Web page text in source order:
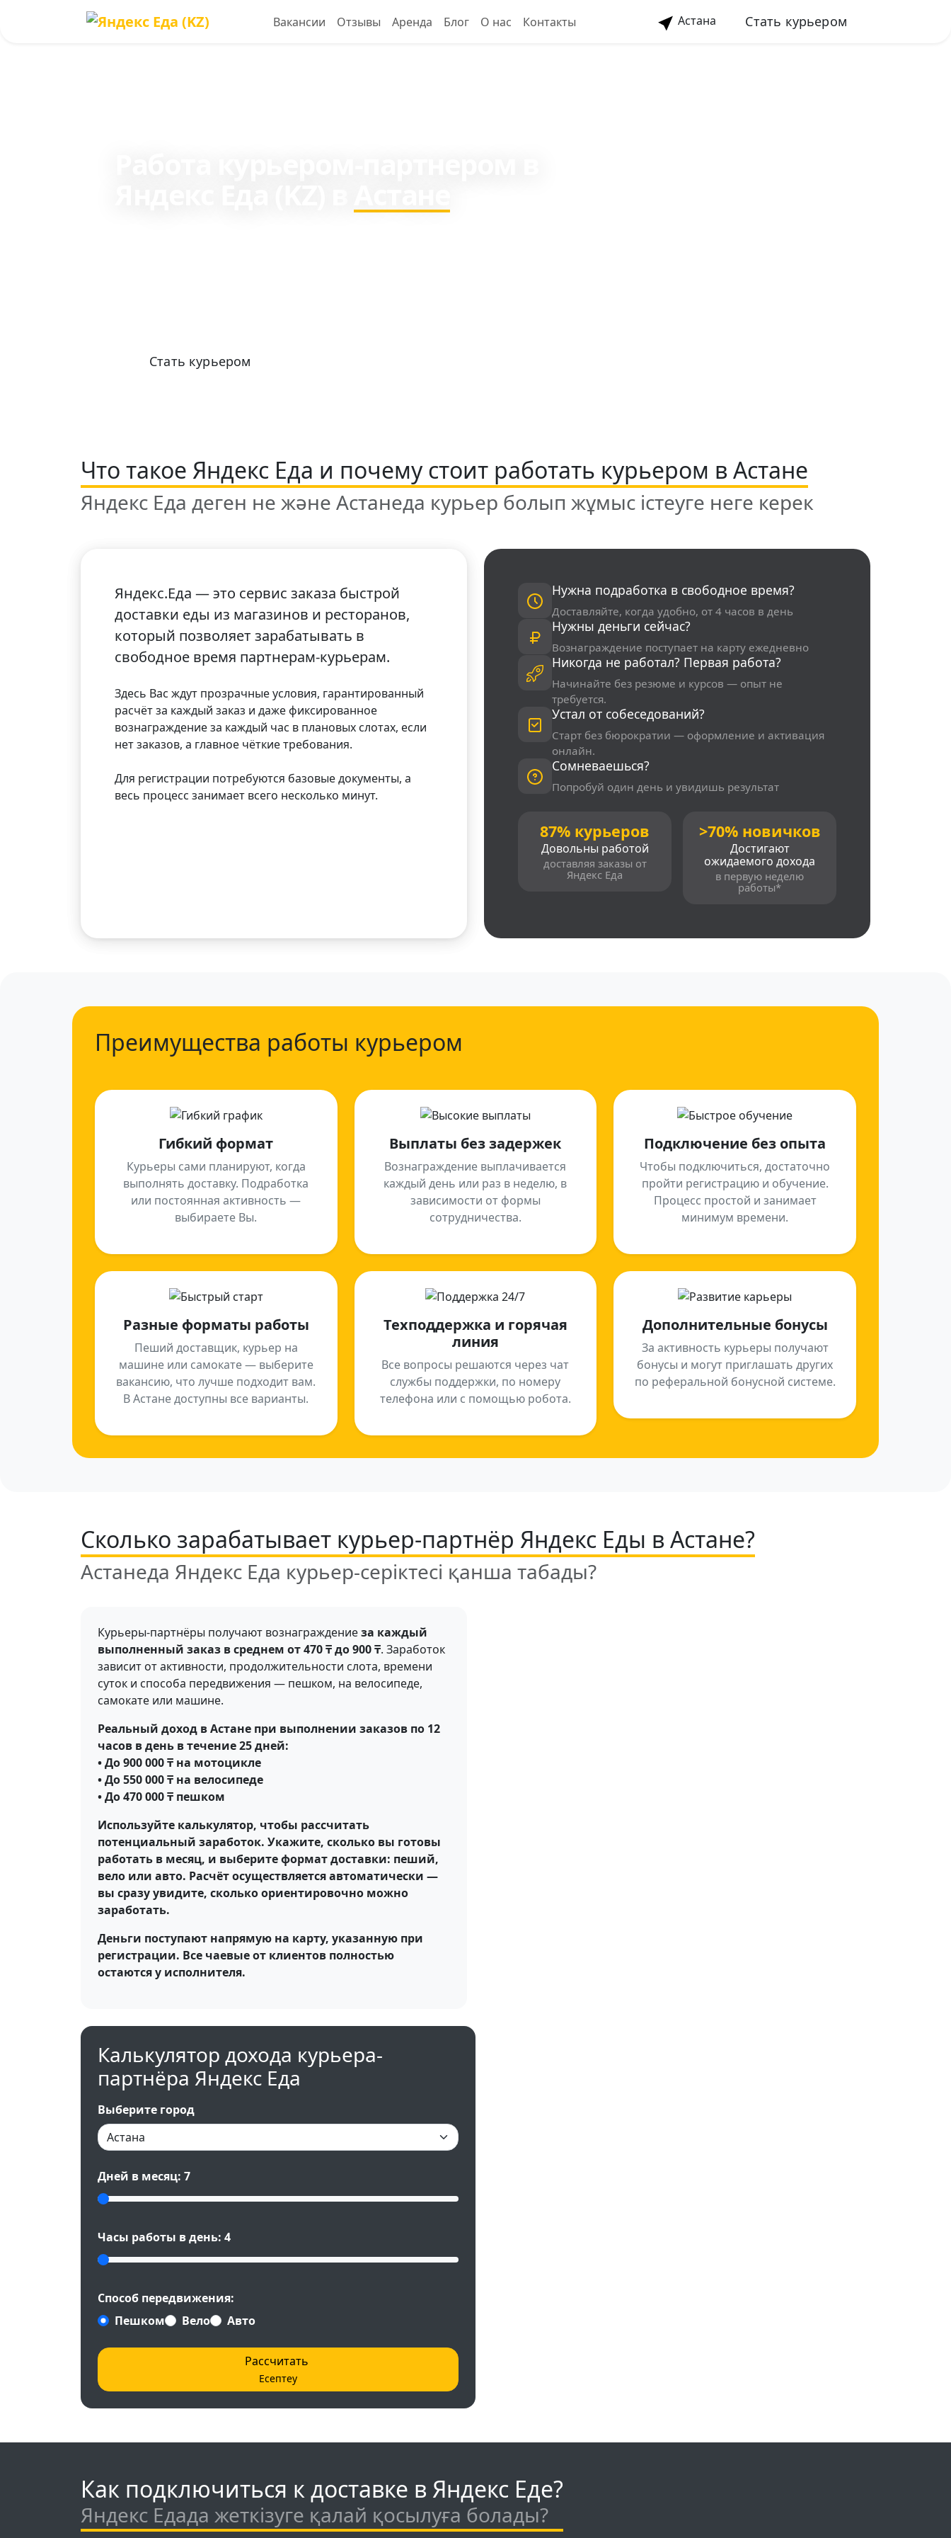
Вакансии Отзывы Аренда Блог О нас Контакты Астана Стать курьером
Стать курьером
Что такое Яндекс Еда и почему стоит работать курьером в Астане
Яндекс Еда деген не және Астанеда курьер болып жұмыс істеуге неге керек
Яндекс.Еда — это сервис заказа быстрой
доставки еды из магазинов и ресторанов,
который позволяет зарабатывать в
свободное время партнерам-курьерам.
Здесь Вас ждут прозрачные условия, гарантированный
расчёт за каждый заказ и даже фиксированное
вознаграждение за каждый час в плановых слотах, если
нет заказов, а главное чёткие требования.
Для регистрации потребуются базовые документы, а
весь процесс занимает всего несколько минут.
Нужна подработка в свободное время?
Доставляйте, когда удобно, от 4 часов в день
Нужны деньги сейчас?
Вознаграждение поступает на карту ежедневно
Никогда не работал? Первая работа?
Начинайте без резюме и курсов — опыт не
требуется.
Устал от собеседований?
Старт без бюрократии — оформление и активация
онлайн.
Сомневаешься?
Попробуй один день и увидишь результат
87% курьеров
Довольны работой
доставляя заказы от
Яндекс Еда
>70% новичков
Достигают
ожидаемого дохода
в первую неделю
работы*
Преимущества работы курьером
Гибкий формат
Курьеры сами планируют, когда
выполнять доставку. Подработка
или постоянная активность —
выбираете Вы.
Выплаты без задержек
Вознаграждение выплачивается
каждый день или раз в неделю, в
зависимости от формы
сотрудничества.
Подключение без опыта
Чтобы подключиться, достаточно
пройти регистрацию и обучение.
Процесс простой и занимает
минимум времени.
Разные форматы работы
Пеший доставщик, курьер на
машине или самокате — выберите
вакансию, что лучше подходит вам.
В Астане доступны все варианты.
Техподдержка и горячая
линия
Все вопросы решаются через чат
службы поддержки, по номеру
телефона или с помощью робота.
Дополнительные бонусы
За активность курьеры получают
бонусы и могут приглашать других
по реферальной бонусной системе.
Сколько зарабатывает курьер-партнёр Яндекс Еды в Астане?
Астанеда Яндекс Еда курьер-серіктесі қанша табады?
Курьеры-партнёры получают вознаграждениеза каждый
выполненный заказ в среднем от 470 ₸ до 900 ₸. Заработок
зависит от активности, продолжительности слота, времени
суток и способа передвижения — пешком, на велосипеде,
самокате или машине.
Реальный доход в Астане при выполнении заказов по 12
часов в день в течение 25 дней:
• До 900 000 ₸ на мотоцикле
• До 550 000 ₸ на велосипеде
• До 470 000 ₸ пешком
Используйте калькулятор, чтобы рассчитать
потенциальный заработок. Укажите, сколько вы готовы
работать в месяц, и выберите формат доставки: пеший,
вело или авто. Расчёт осуществляется автоматически —
вы сразу увидите, сколько ориентировочно можно
заработать.
Деньги поступают напрямую на карту, указанную при
регистрации. Все чаевые от клиентов полностью
остаются у исполнителя.
Калькулятор дохода курьера-
партнёра Яндекс Еда
Выберите город
Дней в месяц: 7
Часы работы в день: 4
Способ передвижения:
Пешком
Вело Авто
Рассчитать
Есептеу
Как подключиться к доставке в Яндекс Еде?
Яндекс Едада жеткізуге қалай қосылуға болады?